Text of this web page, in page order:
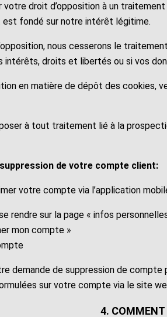
votre droit d’opposition à un
fondé sur notre intérêt légitime.
nous cesserons le
intérêts, droits et libertés ou si vos
en matière de dépôt des
à tout traitement lié à la
de votre compte client:
votre compte via l’application
rendre sur la page « infos
mon compte »
demande de suppression de compte
sur votre compte via le site
4. COMMENT